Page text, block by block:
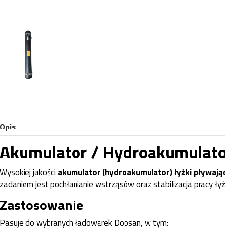
Opis
Akumulator /
Wysokiej jakości akumulator (hydroakumulator) łyżki
zadaniem jest pochłanianie wstrząsów oraz stabilizacja pracy
Zastosowanie
Pasuje do wybranych ładowarek Doosan, w tym: